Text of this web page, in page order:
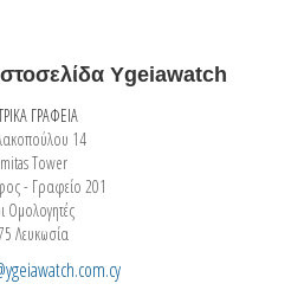
Ygeiawatch
ΓΡΑΦΕΙΑ
14
Tower
- Γραφείο 201
Ομολογητές
Λευκωσία